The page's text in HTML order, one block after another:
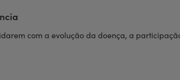
com a evolução da doença, a